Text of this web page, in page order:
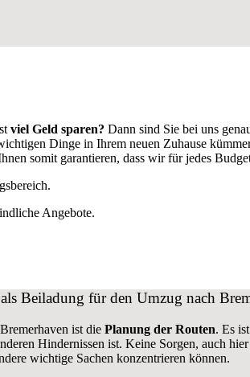
viel Geld sparen? Dann sind Sie bei uns
Dinge in Ihrem neuen Zuhause
somit garantieren, dass wir für jedes
Angebote.
Beiladung für den Umzug nach
ist die Planung der Routen. Es
Hindernissen ist. Keine Sorgen, auch
wichtige Sachen konzentrieren können.